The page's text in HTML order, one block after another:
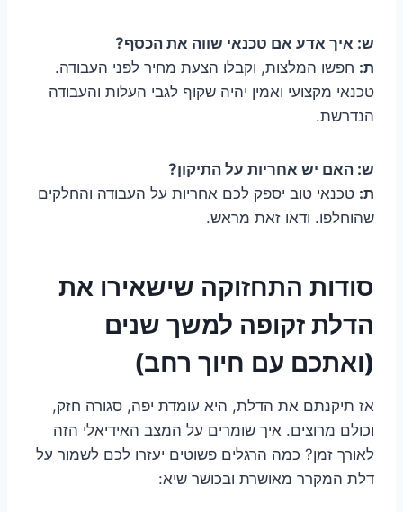
ש: איך אדע אם טכנאי שווה את הכסף?
ת: חפשו המלצות, וקבלו הצעת מחיר לפני העבודה.
טכנאי מקצועי ואמין יהיה שקוף לגבי העלות והעבודה
הנדרשת.
ש: האם יש אחריות על התיקון?
ת: טכנאי טוב יספק לכם אחריות על העבודה והחלקים
שהוחלפו. ודאו זאת מראש.
סודות התחזוקה שישאירו את
הדלת זקופה למשך שנים
(ואתכם עם חיוך רחב)
אז תיקנתם את הדלת, היא עומדת יפה, סגורה חזק,
וכולם מרוצים. איך שומרים על המצב האידיאלי הזה
לאורך זמן? כמה הרגלים פשוטים יעזרו לכם לשמור על
דלת המקרר מאושרת ובכושר שיא: